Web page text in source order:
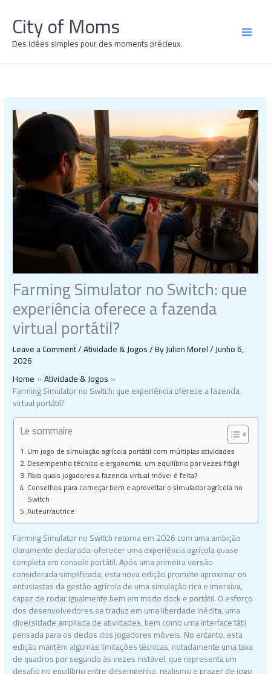
contentCity of Moms
Des idées simples pour des moments précieux.
Farming Simulator no Switch: que
experiência oferece a fazenda
virtual portátil?
Leave a Comment/Atividade & Jogos/ ByJulien Morel/Junho 6,
2026
Home
Atividade & Jogos
Farming Simulator no Switch: que experiência oferece a fazenda
virtual portátil?
Le sommaire
Um jogo de simulação agrícola portátil com múltiplas atividades
Desempenho técnico e ergonomia: um equilíbrio por vezes frágil
Para quais jogadores a fazenda virtual móvel é feita?
Conselhos para começar bem e aproveitar o simulador agrícola no
Switch
Auteur/autrice
Farming Simulator no Switch retorna em 2026 com uma ambição
claramente declarada: oferecer uma experiência agrícola quase
completa em console portátil. Após uma primeira versão
considerada simplificada, esta nova edição promete aproximar os
entusiastas da gestão agrícola de uma simulação rica e imersiva,
capaz de rodar igualmente bem em modo dock e portátil. O esforço
dos desenvolvedores se traduz em uma liberdade inédita, uma
diversidade ampliada de atividades, bem como uma interface tátil
pensada para os dedos dos jogadores móveis. No entanto, esta
edição mantém algumas limitações técnicas, notadamente uma taxa
de quadros por segundo às vezes instável, que representa um
desafio no equilíbrio entre desempenho, realismo e prazer de jogo